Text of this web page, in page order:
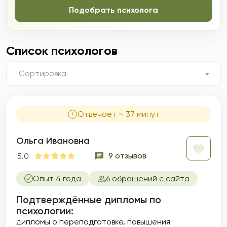
Подобрать психолога
Список психологов
Сортировка
Отвечает ~ 37 минут
Ольга Ивановна
5.0 9 отзывов
Опыт 4 года 6 обращений с сайта
Подтверждённые дипломы по
психологии:
дипломы о переподготовке повышения